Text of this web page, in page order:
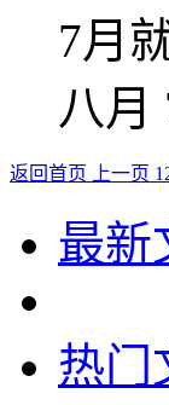
7月
八月
返回首页 上一页 1
最新
热门